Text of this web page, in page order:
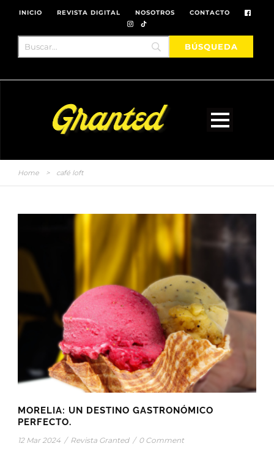
INICIO REVISTA DIGITAL NOSOTROS CONTACTO
Home > café loft
MORELIA: UN DESTINO GASTRONÓMICO
PERFECTO.
12 Mar 2024 / Revista Granted / 0 Comment